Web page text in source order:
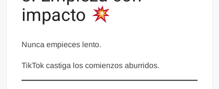
impacto
Nunca empieces lento.
TikTok castiga los comienzos aburridos.